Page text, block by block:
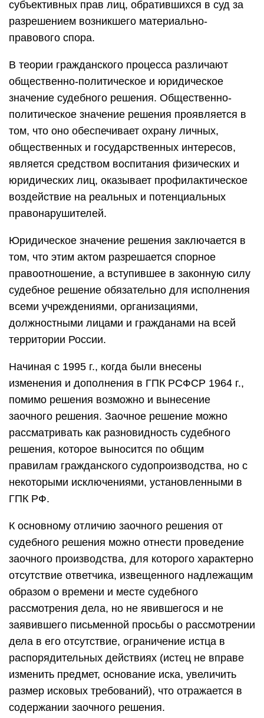
субъективных прав лиц, обратившихся в суд за
разрешением возникшего материально-
правового спора.
В теории гражданского процесса различают
общественно-политическое и юридическое
значение судебного решения. Общественно-
политическое значение решения проявляется в
том, что оно обеспечивает охрану личных,
общественных и государственных интересов,
является средством воспитания физических и
юридических лиц, оказывает профилактическое
воздействие на реальных и потенциальных
правонарушителей.
Юридическое значение решения заключается в
том, что этим актом разрешается спорное
правоотношение, а вступившее в законную силу
судебное решение обязательно для исполнения
всеми учреждениями, организациями,
должностными лицами и гражданами на всей
территории России.
Начиная с 1995 г., когда были внесены
изменения и дополнения в ГПК РСФСР 1964 г.,
помимо решения возможно и вынесение
заочного решения. Заочное решение можно
рассматривать как разновидность судебного
решения, которое выносится по общим
правилам гражданского судопроизводства, но с
некоторыми исключениями, установленными в
ГПК РФ.
К основному отличию заочного решения от
судебного решения можно отнести проведение
заочного производства, для которого характерно
отсутствие ответчика, извещенного надлежащим
образом о времени и месте судебного
рассмотрения дела, но не явившегося и не
заявившего письменной просьбы о рассмотрении
дела в его отсутствие, ограничение истца в
распорядительных действиях (истец не вправе
изменить предмет, основание иска, увеличить
размер исковых требований), что отражается в
содержании заочного решения.